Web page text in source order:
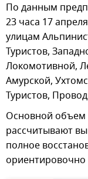
По данным
23 часа 17
улицам
Туристов,
Локомотивной,
Амурской,
Туристов,
Основной объем
рассчитывают
полное
ориентировочно